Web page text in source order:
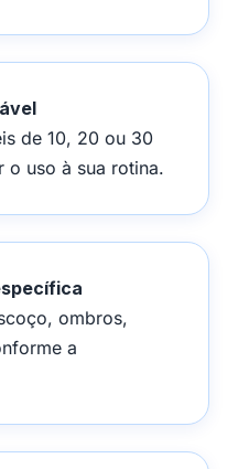
de 10, 20 ou 30
o uso à sua rotina.
ombros,
a